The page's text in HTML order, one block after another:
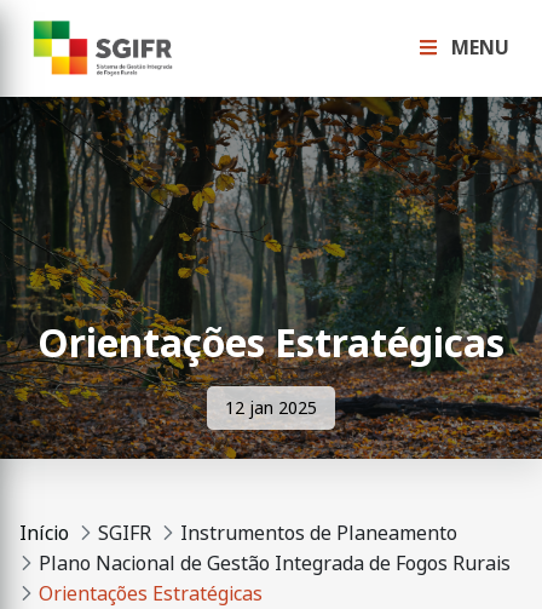
MENU
Orientações Estratégicas
12 jan 2025
Início SGIFR
Instrumentos de Planeamento
Plano Nacional de Gestão Integrada de Fogos Rurais
Orientações Estratégicas